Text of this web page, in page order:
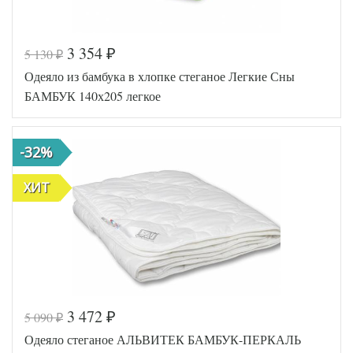
Код товара
546-424
Артикул
AL460704
8018248
Ширина х
Длина
140х205
(1,5-сп)
Сезонность
Наполнитель
Полиэфир
Ткань
Тик
Производитель
АльВиТек
(Россия)
Код товара
517-568
AGD-140
5 130₽ 3 354 ₽
Одеяло из бамбука в хлопке стеганое Легкие Сны
БАМБУК 140х205 легкое
-32%
ХИТ
5 090₽ 3 472 ₽
Одеяло стеганое АЛЬВИТЕК БАМБУК-ПЕРКАЛЬ